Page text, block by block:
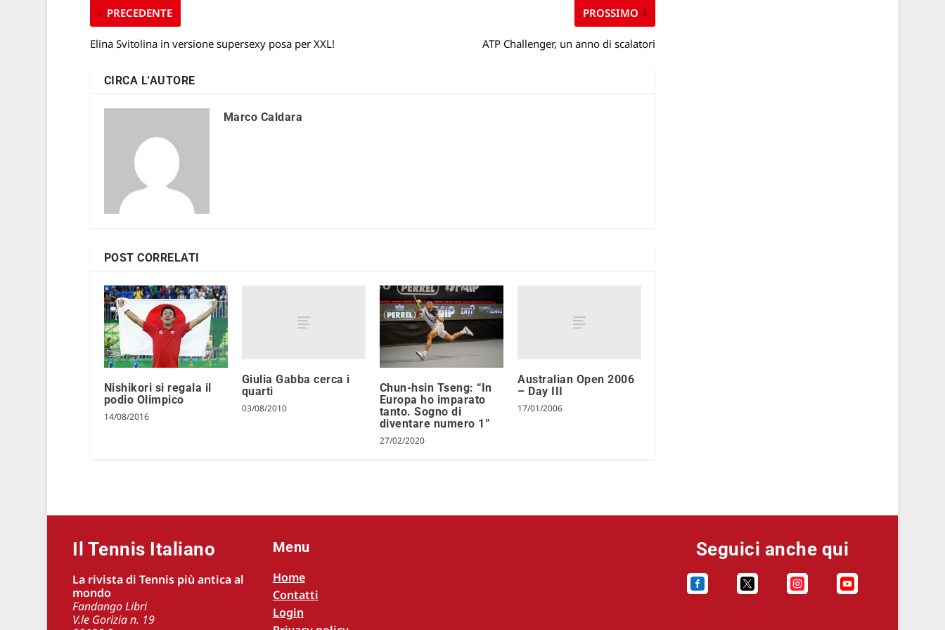
PRECEDENTE
Elina Svitolina in versione supersexy posa per XXL!
PROSSIMO
ATP Challenger, un anno di scalatori
CIRCA L'AUTORE
Marco Caldara
POST CORRELATI
Nishikori si regala il
podio Olimpico
14/08/2016
Giulia Gabba cerca i
quarti
03/08/2010
Chun-hsin Tseng: “In
Europa ho imparato
tanto. Sogno di
diventare numero 1”
27/02/2020
Australian Open 2006
– Day III
17/01/2006
Il Tennis Italiano
La rivista di Tennis più antica al
mondo
Fandango Libri
V.le Gorizia n. 19
Menu
Home
Contatti
Login
Seguici anche qui
   